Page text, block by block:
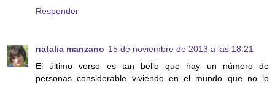
Responder
natalia manzano 15 de noviembre de 2013 a las 18:21
El último verso es tan bello que hay un número de
personas considerable viviendo en el mundo que no lo